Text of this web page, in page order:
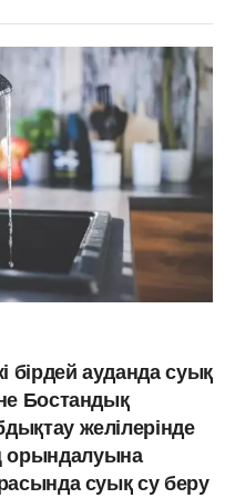
бірдей ауданда суық
Бостандық
желілерінде
орындалуына
суық су беру